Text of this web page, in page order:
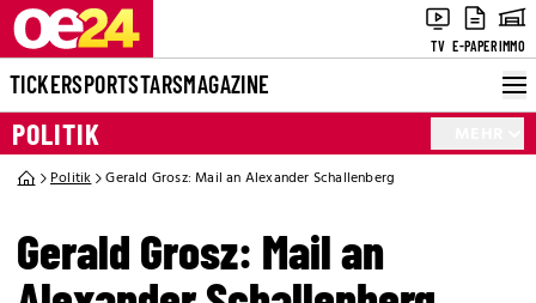
TV E-PAPERIMMO
TICKERSPORTSTARSMAGAZINE
POLITIK
Politik Gerald Grosz: Mail an Alexander Schallenberg
Gerald Grosz: Mail an